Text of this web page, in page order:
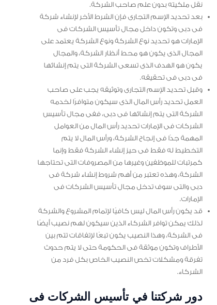
نقل ملكيته بدون علم صاحب الشركة.
بعد تحديد الإسم التجارى فإن الشرط الأخر لإنشاء شركة
فى دبى وتكون داخل مجال تأسيس الشركات فى
الإمارات هو تحديد نوع الشركة ونوع الشركة يعتمد على
المجال الذى يكون هو محط أنظار الشركة، والمجال
يكون هو الهدف الذى تسعى الشركة التى يتم إنشائها
فى دبى فى تحقيقه.
وقبل تحديد الإسم التجارى وتوثيقه يجب على صاحب
العمل تحديد رأس المال الذى سيكون متوافرًا لخدمه
الشركة التى يتم إنشائها فى دبى، ففى مجال تأسيس
الشركات فى الإمارات تحديد رأس المال من العوامل
المهمة جدًا فى إنجاح الشركة، ورأس المال لا يتم
التخطيط له فقط فى حيز إنشاء الشركة فقط وإنما
كمرتبات للموظفين وغيرها من المصروفات التى تحتاجها
الشركة، وهذه تعتبر من أهم شروط إنشاء شركة فى
دبى والتى سوف تدخل مجال تأسيس الشركات فى
الإمارات.
قد يكون رأس المال ليس كافيًا لإتمام المشروع والشركة
لذلك يمكن توافر الشركاء الذين سيكون لهم نصيب أيضًا
فى الشركة، وهذا النصيب يكون تبعًا لإتفاقات تتم بين
الأطراف وتكون موثقة فى الحكومة حتى لا يتم حدوث
تفرقة ومشكلات تخص النصيب الخاص بكل فرد من
الشركاء.
دور شركتنا في تأسيس الشركات فى